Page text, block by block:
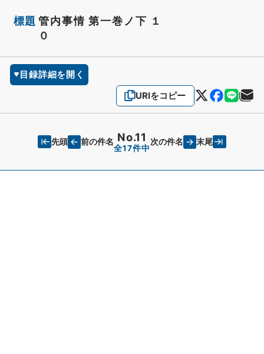
標題 管内事情 第一巻ノ下 １
０
目録詳細を開く
URIをコピー
先頭 前の件名 No.11
全17件中
次の件名 末尾